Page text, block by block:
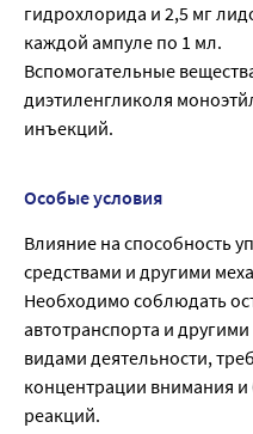
гидрохлорида и 2,5 мг
каждой ампуле по 1 мл.
Вспомогательные
диэтиленгликоля
инъекций.
Особые условия
Влияние на способность
средствами и другими
Необходимо соблюдать
автотранспорта и
видами деятельности,
концентрации внимания
реакций.